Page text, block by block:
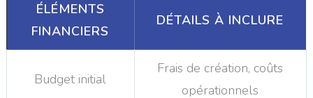
ÉLÉMENTS
FINANCIERS
DÉTAILS À INCLURE
Budget initial
Frais de création, coûts
opérationnels